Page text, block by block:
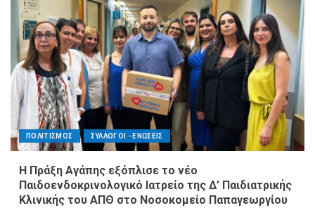
ΠΟΛΙΤΙΣΜΟΣ ΣΥΛΛΟΓΟΙ - ΕΝΩΣΕΙΣ
Η Πράξη Αγάπης εξόπλισε το νέο
Παιδοενδοκρινολογικό Ιατρείο της Δ’ Παιδιατρικής
Κλινικής του ΑΠΘ στο Νοσοκομείο Παπαγεωργίου